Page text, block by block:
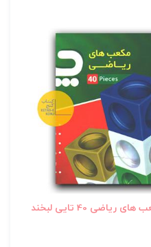
ریاضی 40 تایی لبخند